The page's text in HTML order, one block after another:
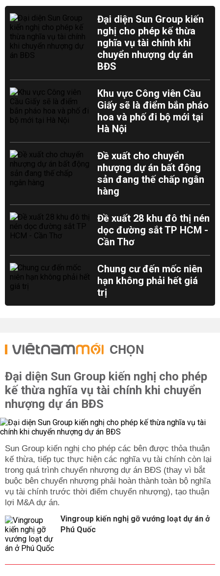
Đại diện Sun Group kiến
nghị cho phép kế thừa
nghĩa vụ tài chính khi
chuyển nhượng dự án
BĐS
Khu vực Công viên Cầu
Giấy sẽ là điểm bắn pháo
hoa và phố đi bộ mới tại
Hà Nội
Đề xuất cho chuyển
nhượng dự án bất động
sản đang thế chấp ngân
hàng
Đề xuất 28 khu đô thị nén
dọc đường sắt TP HCM -
Cần Thơ
Chung cư đến mốc niên
hạn không phải hết giá
trị
CHỌN
Đại diện Sun Group kiến nghị cho phép
kế thừa nghĩa vụ tài chính khi chuyển
nhượng dự án BĐS
Sun Group kiến nghị cho phép các bên được thỏa thuận
kế thừa, tiếp tục thực hiện các nghĩa vụ tài chính còn lại
trong quá trình chuyển nhượng dự án BĐS (thay vì bắt
buộc bên chuyển nhượng phải hoàn thành toàn bộ nghĩa
vụ tài chính trước thời điểm chuyển nhượng), tạo thuận
lợi M&A dự án.
Vingroup kiến nghị gỡ vướng loạt dự án ở
Phú Quốc